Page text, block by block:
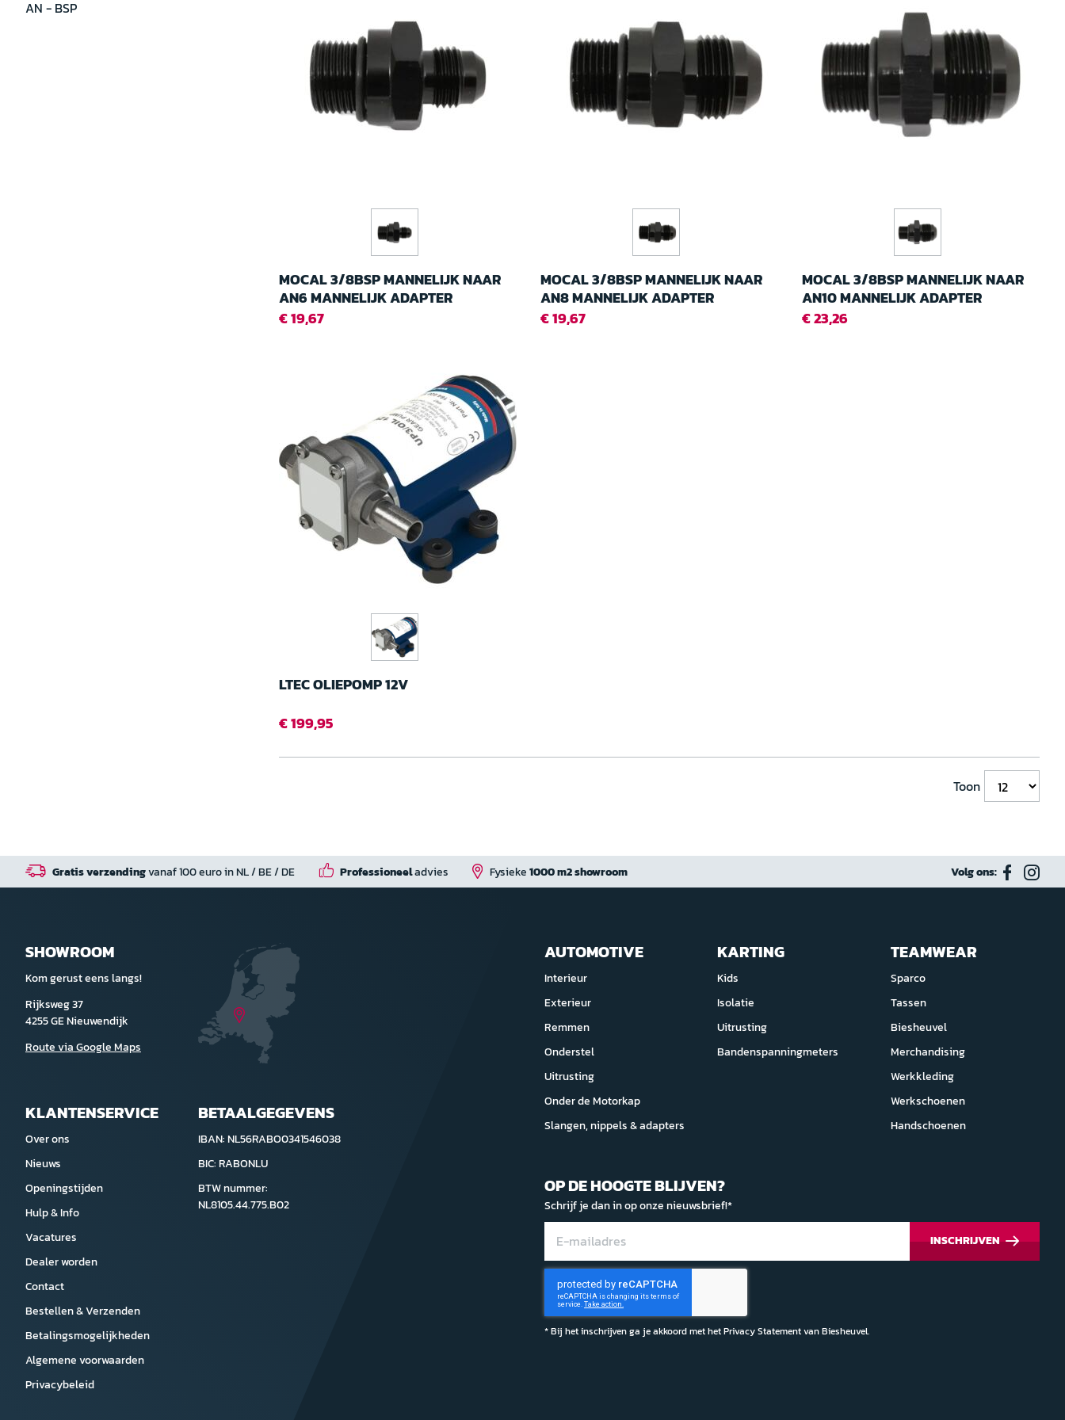
MOCAL 3/8BSP MANNELIJK NAAR
AN6 MANNELIJK ADAPTER
€ 19,67
MOCAL 3/8BSP MANNELIJK NAAR
AN8 MANNELIJK ADAPTER
€ 19,67
MOCAL 3/8BSP MANNELIJK NAAR
AN10 MANNELIJK ADAPTER
€ 23,26
LTEC OLIEPOMP 12V
€ 199,95
Toon
AN - BSP
Gratis verzendingvanaf 100 euro in NL / BE / DE Professioneeladvies Fysieke1000 m2 showroom Volg ons:
SHOWROOM
Kom gerust eens langs!
Rijksweg 37
4255 GE Nieuwendijk
Route via Google Maps
KLANTENSERVICE
Over ons
Nieuws
Openingstijden
Hulp & Info
Vacatures
Dealer worden
Contact
Bestellen & Verzenden
Betalingsmogelijkheden
Algemene voorwaarden
Privacybeleid
BETAALGEGEVENS
IBAN: NL56RABO0341546038
BIC: RABONLU
BTW nummer:
NL8105.44.775.B02
AUTOMOTIVE
Interieur
Exterieur
Remmen
Onderstel
Uitrusting
Onder de Motorkap
Slangen, nippels & adapters
KARTING
Kids
Isolatie
Uitrusting
Bandenspanningmeters
TEAMWEAR
Sparco
Tassen
Biesheuvel
Merchandising
Werkkleding
Werkschoenen
Handschoenen
OP DE HOOGTE BLIJVEN?
Schrijf je dan in op onze nieuwsbrief!*
INSCHRIJVEN
* Bij het inschrijven ga je akkoord met hetPrivacy Statementvan Biesheuvel.